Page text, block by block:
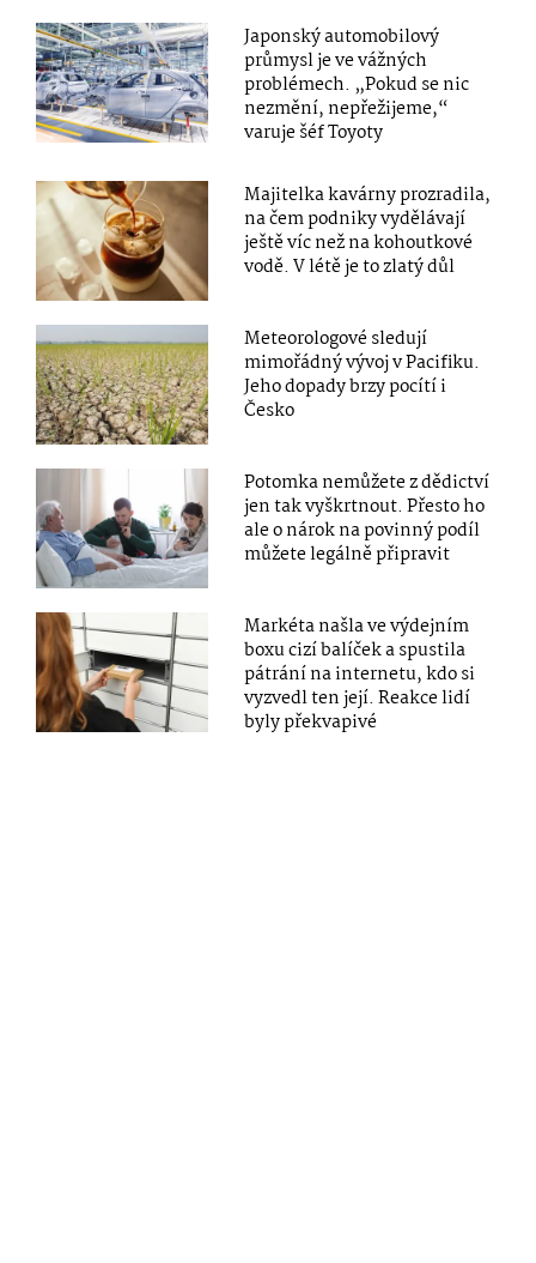
Japonský automobilový
průmysl je ve vážných
problémech. „Pokud se nic
nezmění, nepřežijeme,“
varuje šéf Toyoty
Majitelka kavárny prozradila,
na čem podniky vydělávají
ještě víc než na kohoutkové
vodě. V létě je to zlatý důl
Meteorologové sledují
mimořádný vývoj v Pacifiku.
Jeho dopady brzy pocítí i
Česko
Potomka nemůžete z dědictví
jen tak vyškrtnout. Přesto ho
ale o nárok na povinný podíl
můžete legálně připravit
Markéta našla ve výdejním
boxu cizí balíček a spustila
pátrání na internetu, kdo si
vyzvedl ten její. Reakce lidí
byly překvapivé